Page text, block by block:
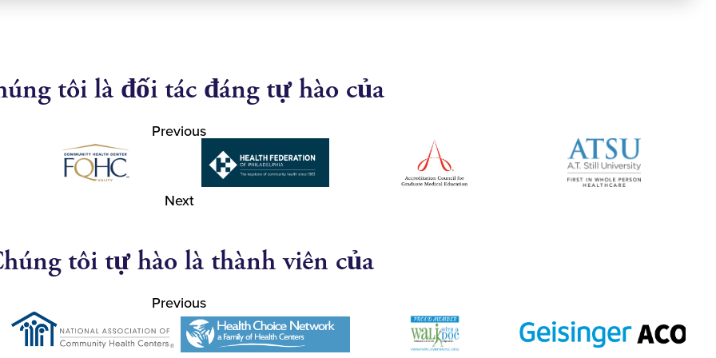
tôi là đối tác đáng tự hào của
Previous
Next
tôi tự hào là thành viên của
Previous